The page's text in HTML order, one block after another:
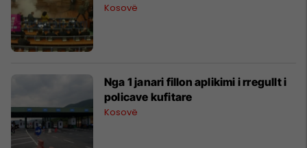
Kosovë
Nga 1 janari fillon aplikimi i rregullt i
policave kufitare
Kosovë